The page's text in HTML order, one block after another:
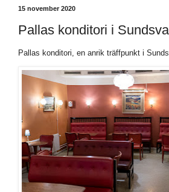
15 november 2020
Pallas konditori i
Pallas konditori, en anrik träffpunkt i